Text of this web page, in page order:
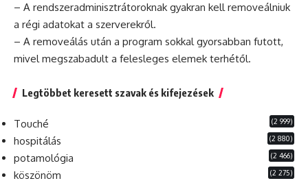
– A rendszeradminisztrátoroknak gyakran kell removeálniuk
a régi adatokat a szerverekről.
– A removeálás után a program sokkal gyorsabban futott,
mivel megszabadult a felesleges elemek terhétől.
Legtöbbet keresett szavak és kifejezések
Touché (2 999)
hospitálás (2 880)
potamológia (2 466)
köszönöm (2 275)